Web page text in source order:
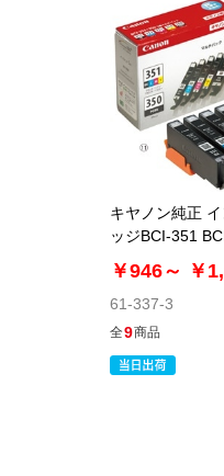
キヤノン純正
ッジBCI-351
￥946～ ￥
61-337-3
全9商品